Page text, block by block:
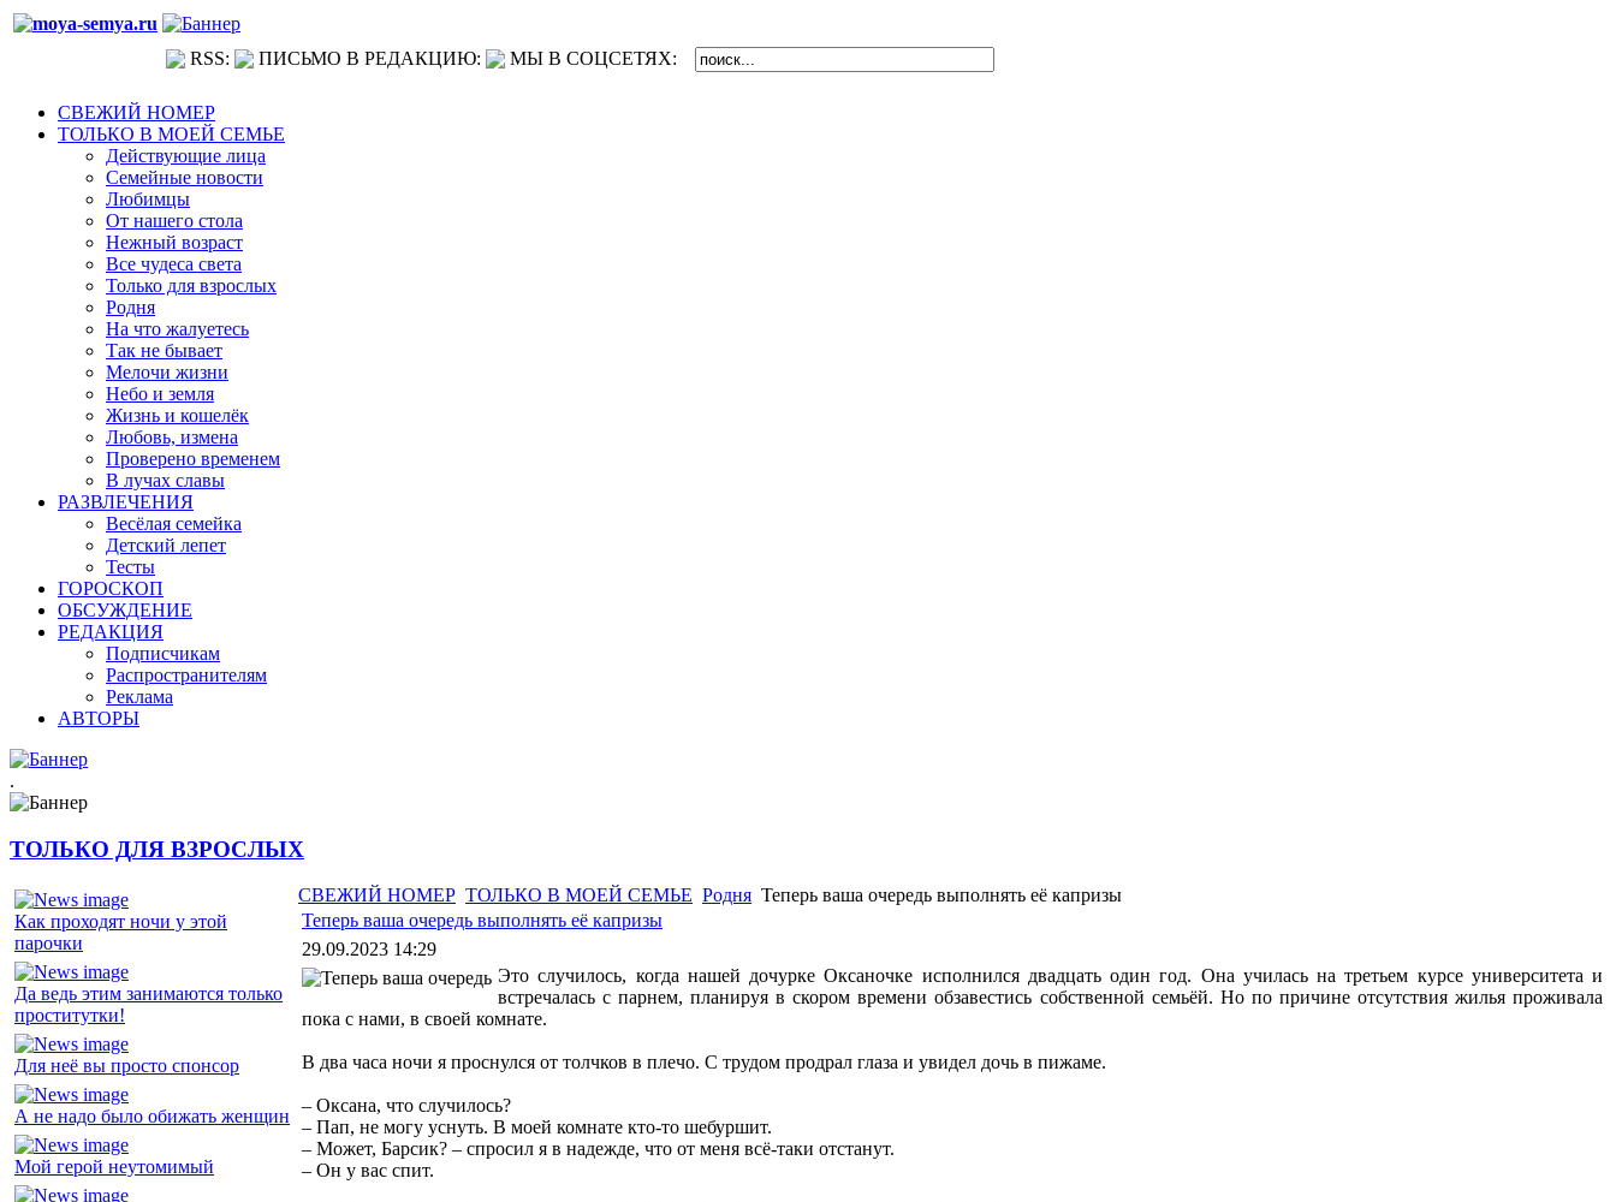
RSS: ПИСЬМО В РЕДАКЦИЮ: МЫ В СОЦСЕТЯХ:
СВЕЖИЙ НОМЕР
ТОЛЬКО В МОЕЙ СЕМЬЕ
Действующие лица
Семейные новости
Любимцы
От нашего стола
Нежный возраст
Все чудеса света
Только для взрослых
Родня
На что жалуетесь
Так не бывает
Мелочи жизни
Небо и земля
Жизнь и кошелёк
Любовь, измена
Проверено временем
В лучах славы
РАЗВЛЕЧЕНИЯ
Весёлая семейка
Детский лепет
Тесты
ГОРОСКОП
ОБСУЖДЕНИЕ
РЕДАКЦИЯ
Подписчикам
Распространителям
Реклама
АВТОРЫ
.
ТОЛЬКО ДЛЯ ВЗРОСЛЫХ
Как проходят ночи у этой
парочки
Да ведь этим занимаются только
проститутки!
Для неё вы просто спонсор
А не надо было обижать женщин
Мой герой неутомимый
СВЕЖИЙ НОМЕР ТОЛЬКО В МОЕЙ СЕМЬЕ Родня Теперь ваша очередь выполнять её капризы
Теперь ваша очередь выполнять её капризы
29.09.2023 14:29
Это случилось, когда нашей дочурке Оксаночке исполнился двадцать один год. Она училась на третьем курсе университета и
встречалась с парнем, планируя в скором времени обзавестись собственной семьёй. Но по причине отсутствия жилья проживала
пока с нами, в своей комнате.
В два часа ночи я проснулся от толчков в плечо. С трудом продрал глаза и увидел дочь в пижаме.
– Оксана, что случилось?
– Пап, не могу уснуть. В моей комнате кто-то шебуршит.
– Может, Барсик? – спросил я в надежде, что от меня всё-таки отстанут.
– Он у вас спит.